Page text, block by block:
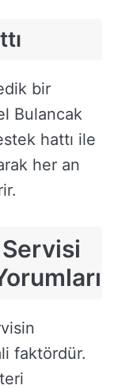
bir
Bulancak
hattı ile
her an
faktördür.